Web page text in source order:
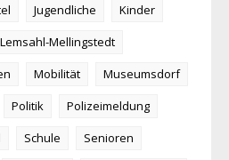
Jugendliche
Kinder
Lemsahl-Mellingstedt
Mobilität
Museumsdorf
Politik
Polizeimeldung
Schule
Senioren